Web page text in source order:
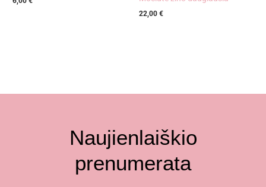
22,00 €
Naujienlaiškio
prenumerata